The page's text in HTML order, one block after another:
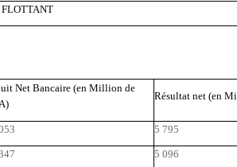
Net Bancaire (en Million de
Résultat net (en
5 795
5 096